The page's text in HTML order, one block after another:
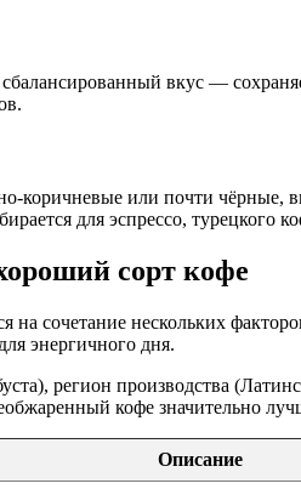
вкус —
коричневые или почти чёрные,
для эспрессо, турецкого
сорт кофе
на сочетание нескольких
энергичного дня.
регион производства
кофе значительно
Описание